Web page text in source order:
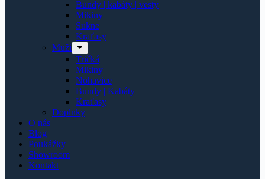
Bundy | kabáty | vesty
Mikiny
Sukne
Kraťasy
Muži
Tričká
Mikiny
Nohavice
Bundy | Kabáty
Kraťasy
Doplnky
O nás
Blog
Poukážky
Showroom
Kontakt